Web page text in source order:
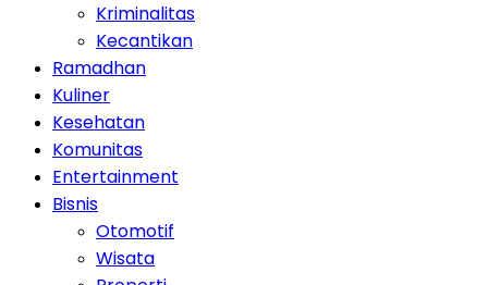
Kriminalitas
Kecantikan
Ramadhan
Kuliner
Kesehatan
Komunitas
Entertainment
Bisnis
Otomotif
Wisata